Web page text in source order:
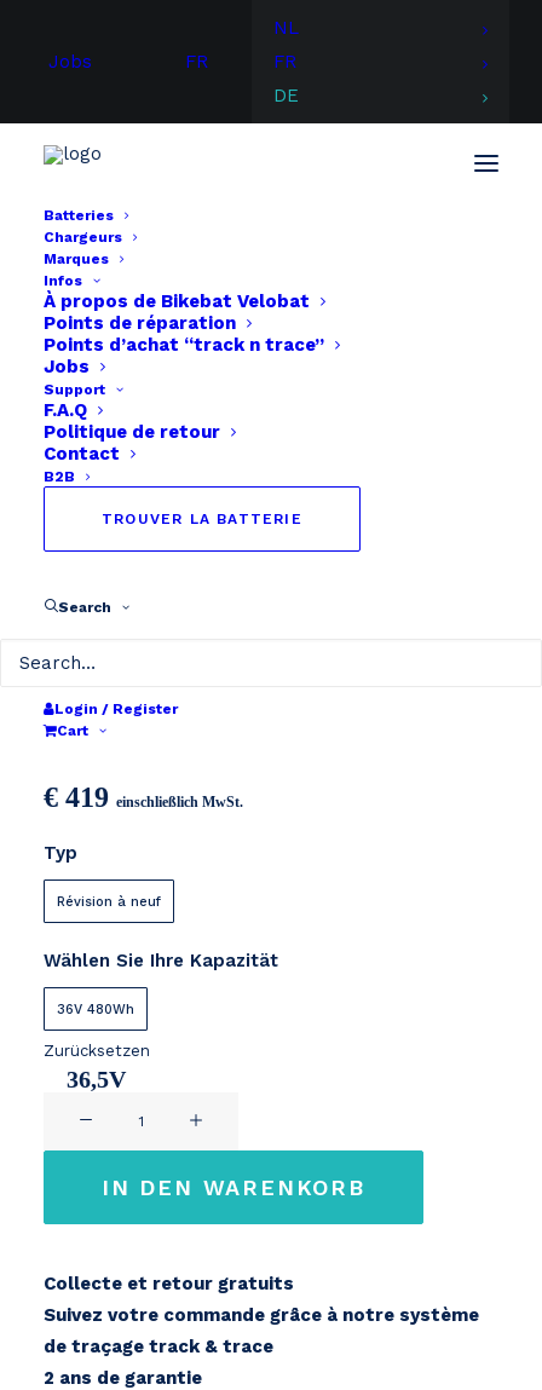
Jobs FR
NL
FR
DE
Batteries
Chargeurs
Marques
Infos
À propos de Bikebat Velobat
Points de réparation
Points d’achat “track n trace”
Jobs
Support
F.A.Q
Politique de retour
Contact
B2B
TROUVER LA BATTERIE
Search
Login / Register
Cart
Start TD Hitech Energy
TD Hitech Energy
48V
€ 419 einschließlich MwSt.
Typ
Révision à neuf
Wählen Sie Ihre Kapazität
36V 480Wh
36,5V
Zurücksetzen
IN DEN WARENKORB
Collecte et retour gratuits
Suivez votre commande grâce à notre système
de traçage track & trace
2 ans de garantie